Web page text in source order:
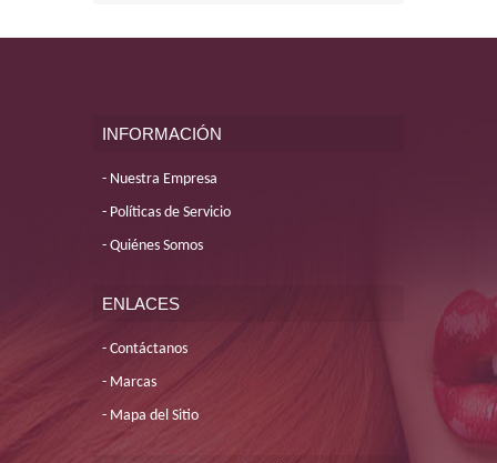
INFORMACIÓN
Nuestra Empresa
Políticas de Servicio
Quiénes Somos
ENLACES
Contáctanos
Marcas
Mapa del Sitio